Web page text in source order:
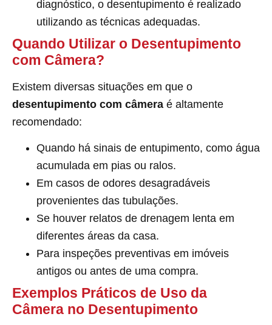
diagnóstico, o desentupimento é realizado
utilizando as técnicas adequadas.
Quando Utilizar o Desentupimento
com Câmera?
Existem diversas situações em que o
desentupimento com câmera é altamente
recomendado:
Quando há sinais de entupimento, como água
acumulada em pias ou ralos.
Em casos de odores desagradáveis
provenientes das tubulações.
Se houver relatos de drenagem lenta em
diferentes áreas da casa.
Para inspeções preventivas em imóveis
antigos ou antes de uma compra.
Exemplos Práticos de Uso da
Câmera no Desentupimento